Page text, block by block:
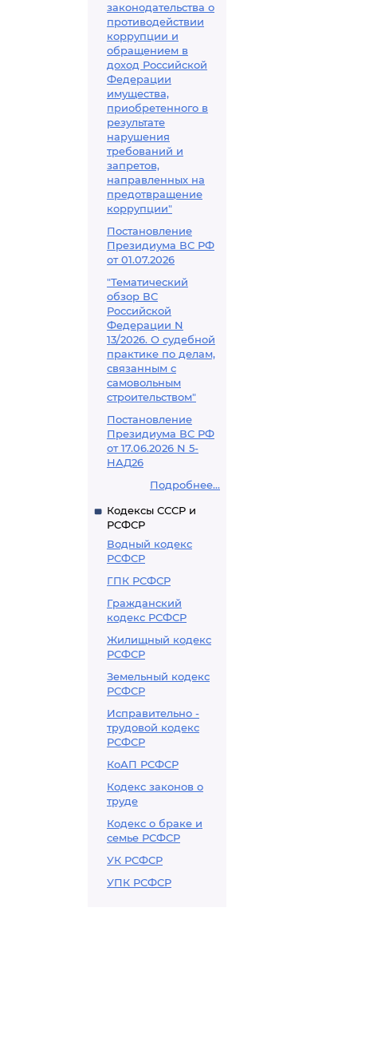
законодательства о
противодействии
коррупции и
обращением в
доход Российской
Федерации
имущества,
приобретенного в
результате
нарушения
требований и
запретов,
направленных на
предотвращение
коррупции"
Постановление
Президиума ВС РФ
от 01.07.2026
"Тематический
обзор ВС
Российской
Федерации N
13/2026. О судебной
практике по делам,
связанным с
самовольным
строительством"
Постановление
Президиума ВС РФ
от 17.06.2026 N 5-
НАД26
Подробнее...
Кодексы СССР и
РСФСР
Водный кодекс
РСФСР
ГПК РСФСР
Гражданский
кодекс РСФСР
Жилищный кодекс
РСФСР
Земельный кодекс
РСФСР
Исправительно -
трудовой кодекс
РСФСР
КоАП РСФСР
Кодекс законов о
труде
Кодекс о браке и
семье РСФСР
УК РСФСР
УПК РСФСР